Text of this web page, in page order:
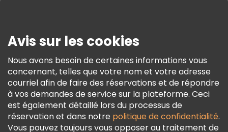
Conditions Générales Et Mentions Légales
Politique En Matière De Cookies
Freetour Prix
Programme De Fidélité
Avis sur les cookies
Nous avons besoin de certaines informations vous
concernant, telles que votre nom et votre adresse
courriel afin de faire des réservations et de répondre
à vos demandes de service sur la plateforme. Ceci
est également détaillé lors du processus de
réservation et dans notre politique de confidentialité.
Vous pouvez toujours vous opposer au traitement de